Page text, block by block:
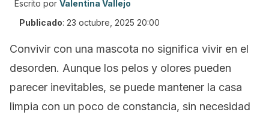
Escrito por Valentina Vallejo
Publicado: 23 octubre, 2025 20:00
Convivir con una mascota no significa vivir en el
desorden. Aunque los pelos y olores pueden
parecer inevitables, se puede mantener la casa
limpia con un poco de constancia, sin necesidad